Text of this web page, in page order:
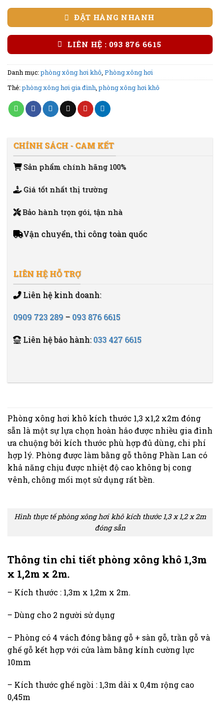
ĐẶT HÀNG NHANH
LIÊN HỆ : 093 876 6615
Danh mục:phòng xông hơi khô Phòng xông hơi
Thẻ:phòng xông hơi gia đình ,phòng xông hơi khô
CHÍNH SÁCH - CAM KẾT
Sản phẩm chính hãng 100%
Giá tốt nhất thị trường
Bảo hành trọn gói, tận nhà
Vận chuyển, thi công toàn quốc
LIÊN HỆ HỖ TRỢ
Liên hệ kinh doanh:
0909 723 289 – 093 876 6615
Liên hệ bảo hành:033 427 6615
Phòng xông hơi khô kích thước 1,3 x1,2 x2m đóng
sẵn là một sự lựa chọn hoàn hảo được nhiều gia đình
ưa chuộng bởi kích thước phù hợp đủ dùng, chi phí
hợp lý. Phòng được làm bằng gỗ thông Phần Lan có
khả năng chịu được nhiệt độ cao không bị cong
vênh, chông mối mọt sử dụng rất bền.
Hình thực tế phòng xông hơi khô kích thước 1,3 x 1,2 x 2m
đóng sẵn
Thông tin chi tiết phòng xông khô 1,3m
x 1,2m x 2m.
– Kích thước : 1,3m x 1,2m x 2m.
– Dùng cho 2 người sử dụng
– Phòng có 4 vách đóng bằng gỗ + sàn gỗ, trần gỗ và
ghế gỗ kết hợp với cửa làm bằng kính cường lực
10mm
– Kích thước ghế ngồi : 1,3m dài x 0,4m rộng cao
0,45m